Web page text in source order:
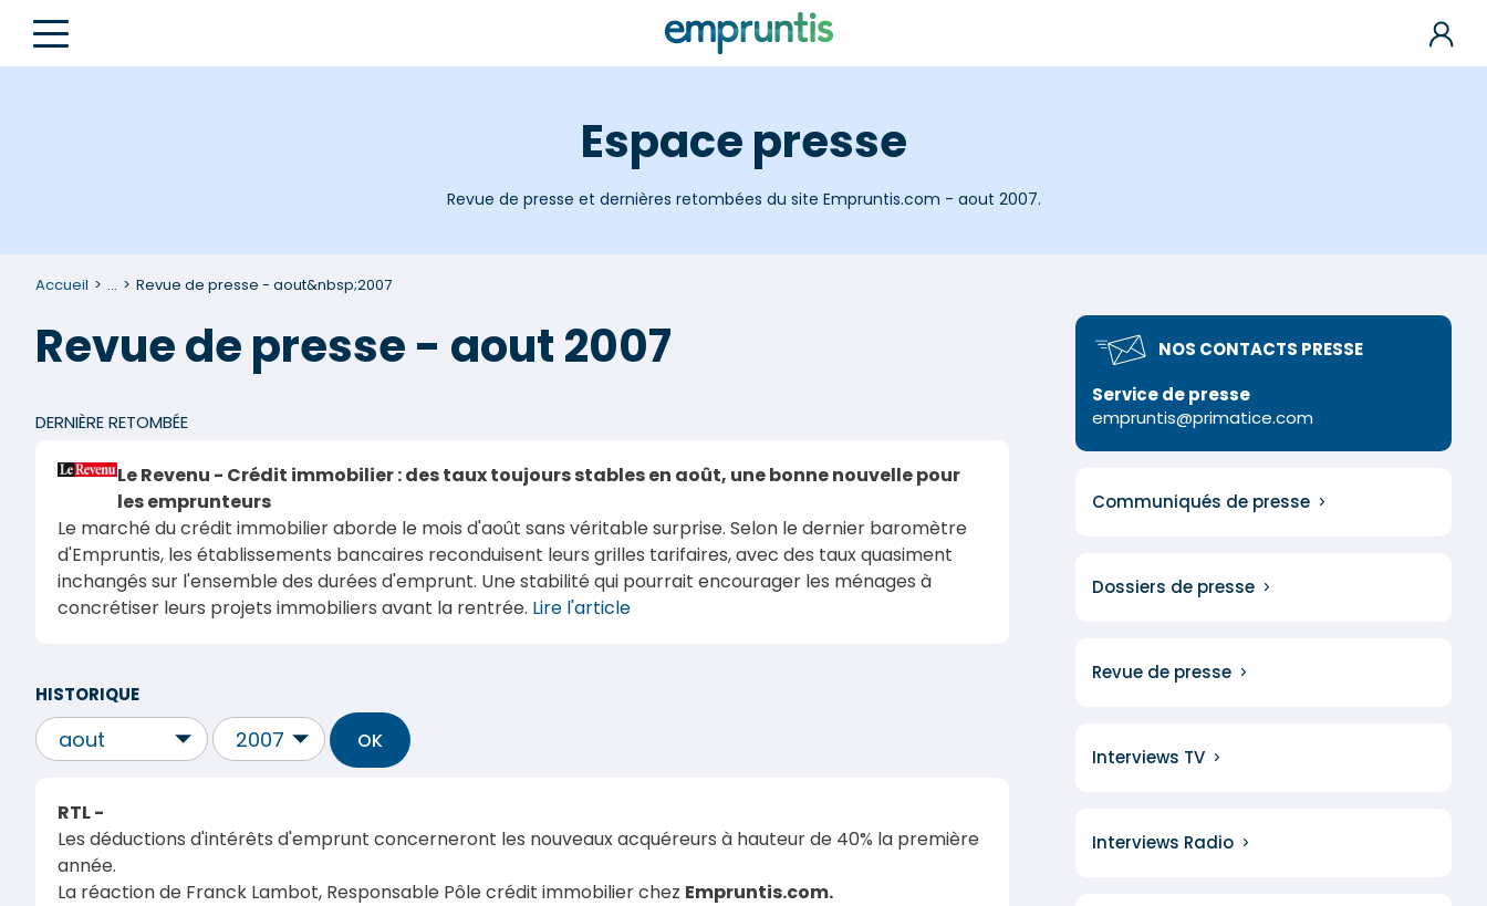
Espace presse
Revue de presse et dernières retombées du site Empruntis.com - aout 2007.
Accueil ... Revue de presse - aout&nbsp;2007
Revue de presse - aout 2007
DERNIÈRE RETOMBÉE
Le Revenu - Crédit immobilier : des taux toujours stables en août, une bonne nouvelle pour
les emprunteurs
Le marché du crédit immobilier aborde le mois d'août sans véritable surprise. Selon le dernier baromètre
d'Empruntis, les établissements bancaires reconduisent leurs grilles tarifaires, avec des taux quasiment
inchangés sur l'ensemble des durées d'emprunt. Une stabilité qui pourrait encourager les ménages à
concrétiser leurs projets immobiliers avant la rentrée. Lire l'article
HISTORIQUE
RTL -
Les déductions d'intérêts d'emprunt concerneront les nouveaux acquéreurs à hauteur de 40% la première
année.
La réaction de Franck Lambot, Responsable Pôle crédit immobilier chez Empruntis.com.
NOS CONTACTS PRESSE
Service de presse
empruntis@primatice.com
Communiqués de presse
Dossiers de presse
Revue de presse
Interviews TV
Interviews Radio